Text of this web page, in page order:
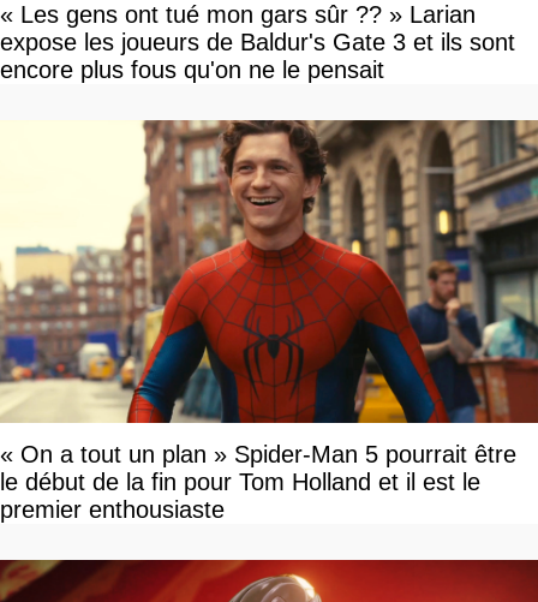
« Les gens ont tué mon gars sûr ?? » Larian
expose les joueurs de Baldur's Gate 3 et ils sont
encore plus fous qu'on ne le pensait
« On a tout un plan » Spider-Man 5 pourrait être
le début de la fin pour Tom Holland et il est le
premier enthousiaste